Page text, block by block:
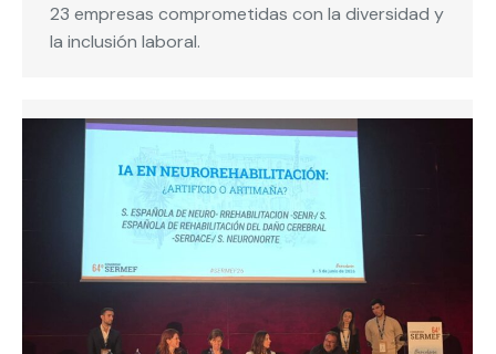
23 empresas comprometidas con la diversidad y
la inclusión laboral.